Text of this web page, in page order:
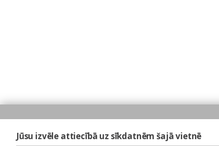
Jūsu izvēle attiecībā uz sīkdatnēm šajā vietnē